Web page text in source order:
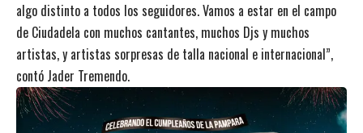
algo distinto a todos los seguidores. Vamos a estar en el campo
de Ciudadela con muchos cantantes, muchos Djs y muchos
artistas, y artistas sorpresas de talla nacional e internacional”,
contó Jader Tremendo.